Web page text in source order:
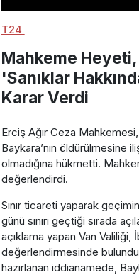
T24
Mahkeme Heyeti,
'Sanıklar
Karar Verdi
Erciş Ağır Ceza Mahkemesi,
Baykara’nın öldürülmesine
olmadığına hükmetti.
değerlendirdi.
Sınır ticareti yaparak
günü sınırı geçtiği sırada
açıklama yapan Van Valiliği,
değerlendirmesinde
hazırlanan iddianamede,